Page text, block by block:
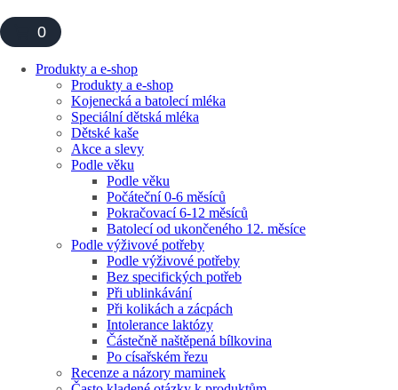
0
Produkty a e-shop
Produkty a e-shop
Kojenecká a batolecí mléka
Speciální dětská mléka
Dětské kaše
Akce a slevy
Podle věku
Podle věku
Počáteční 0-6 měsíců
Pokračovací 6-12 měsíců
Batolecí od ukončeného 12. měsíce
Podle výživové potřeby
Podle výživové potřeby
Bez specifických potřeb
Při ublinkávání
Při kolikách a zácpách
Intolerance laktózy
Částečně naštěpená bílkovina
Po císařském řezu
Recenze a názory maminek